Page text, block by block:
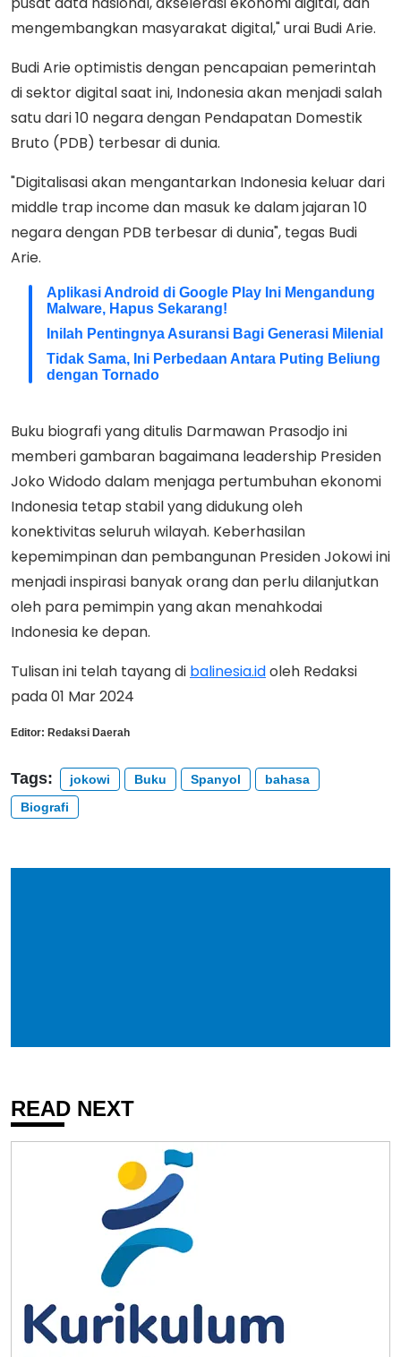
mengembangkan masyarakat digital," urai Budi Arie.
Budi Arie optimistis dengan pencapaian pemerintah
di sektor digital saat ini, Indonesia akan menjadi salah
satu dari 10 negara dengan Pendapatan Domestik
Bruto (PDB) terbesar di dunia.
"Digitalisasi akan mengantarkan Indonesia keluar dari
middle trap income dan masuk ke dalam jajaran 10
negara dengan PDB terbesar di dunia", tegas Budi
Arie.
Aplikasi Android di Google Play Ini Mengandung
Malware, Hapus Sekarang!
Inilah Pentingnya Asuransi Bagi Generasi Milenial
Tidak Sama, Ini Perbedaan Antara Puting Beliung
dengan Tornado
Buku biografi yang ditulis Darmawan Prasodjo ini
memberi gambaran bagaimana leadership Presiden
Joko Widodo dalam menjaga pertumbuhan ekonomi
Indonesia tetap stabil yang didukung oleh
konektivitas seluruh wilayah. Keberhasilan
kepemimpinan dan pembangunan Presiden Jokowi ini
menjadi inspirasi banyak orang dan perlu dilanjutkan
oleh para pemimpin yang akan menahkodai
Indonesia ke depan.
Tulisan ini telah tayang di balinesia.idoleh Redaksi
pada 01 Mar 2024
Editor: Redaksi Daerah
Tags: jokowi Buku Spanyol
bahasa
Biografi
READ NEXT